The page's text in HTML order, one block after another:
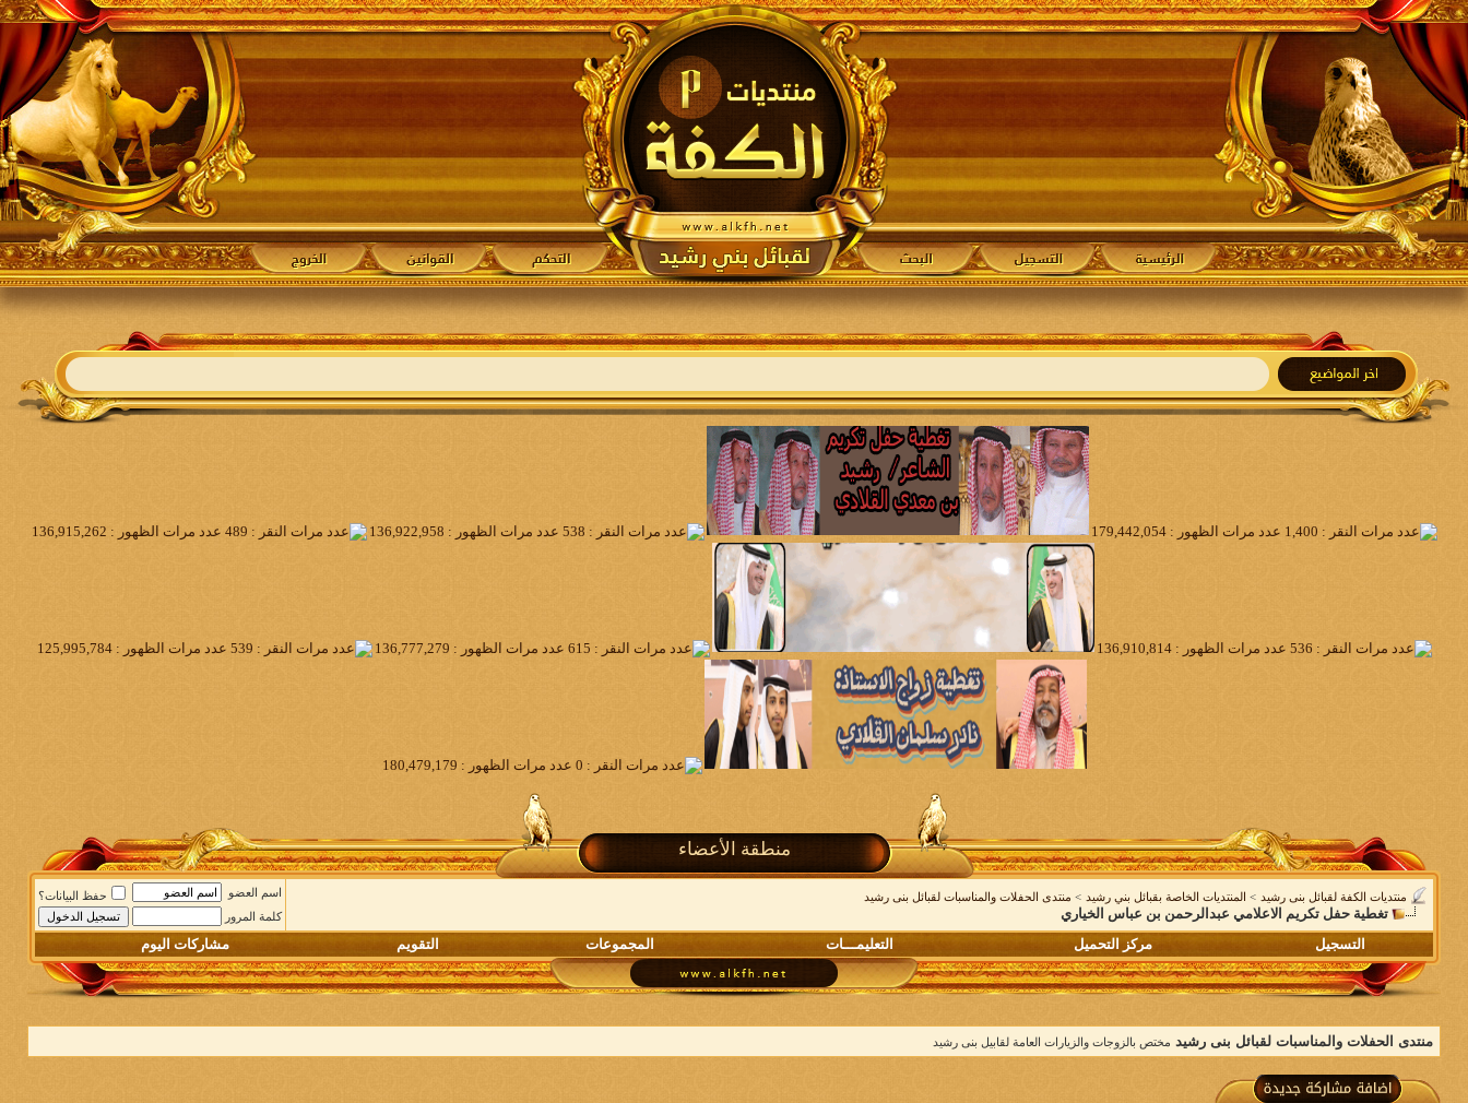
منطقة الأعضاء
منتديات الكفة لقبائل بنى رشيد > المنتديات الخاصة بقبائل بني رشيد > منتدى الحفلات والمناسبات لقبائل بنى رشيد
تغطية حفل تكريم الاعلامي عبدالرحمن بن عباس الخياري
اسم العضو
حفظ البيانات؟
كلمة المرور
التسجيل مركز التحميل التعليمـــات المجموعات التقويم مشاركات اليوم
منتدى الحفلات والمناسبات لقبائل بنى رشيد مختص بالزوجات والزيارات العامة لقابيل بنى رشيد